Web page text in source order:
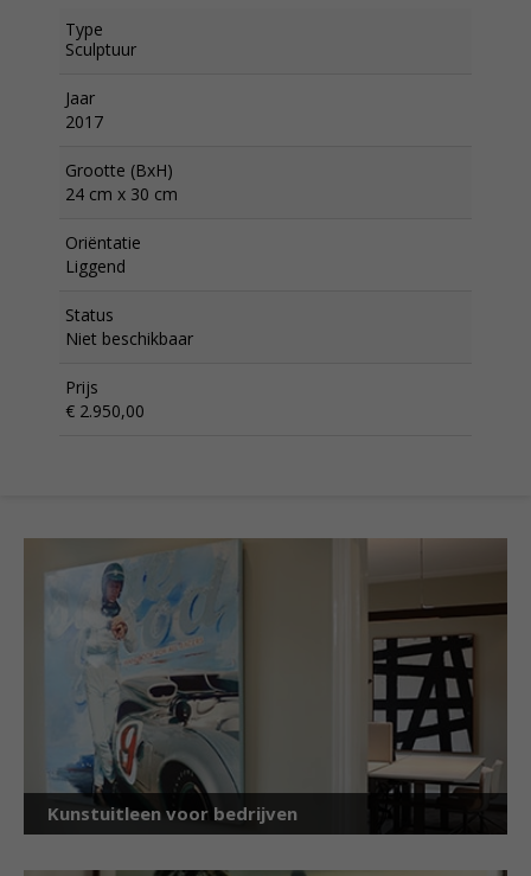
Type
Sculptuur
Jaar
2017
Grootte (BxH)
24 cm x 30 cm
Oriëntatie
Liggend
Status
Niet beschikbaar
Prijs
€ 2.950,00
Kunstuitleen voor bedrijven